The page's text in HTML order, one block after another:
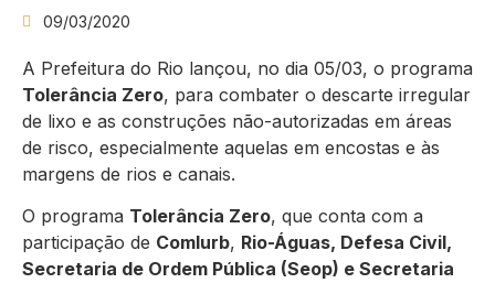
09/03/2020
A Prefeitura do Rio lançou, no dia 05/03, o programa
Tolerância Zero, para combater o descarte irregular
de lixo e as construções não-autorizadas em áreas
de risco, especialmente aquelas em encostas e às
margens de rios e canais.
O programa Tolerância Zero, que conta com a
participação de Comlurb, Rio-Águas, Defesa Civil,
Secretaria de Ordem Pública (Seop) e Secretaria